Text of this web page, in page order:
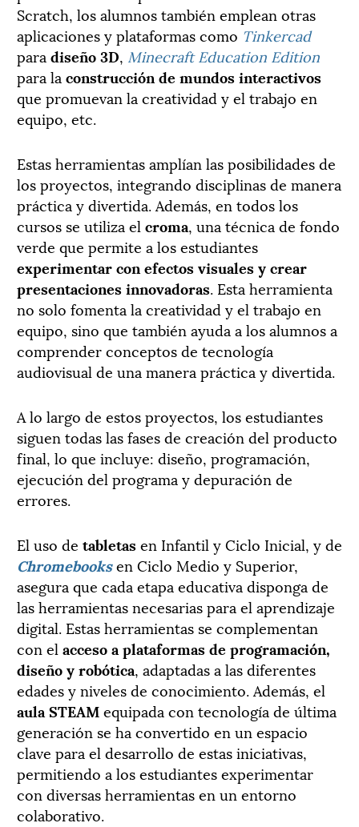
Scratch, los alumnos también emplean otras
aplicaciones y plataformas como Tinkercad
para diseño 3D, Minecraft Education Edition
para la construcción de mundos interactivos
que promuevan la creatividad y el trabajo en
equipo, etc.
Estas herramientas amplían las posibilidades de
los proyectos, integrando disciplinas de manera
práctica y divertida. Además, en todos los
cursos se utiliza el croma, una técnica de fondo
verde que permite a los estudiantes
experimentar con efectos visuales y crear
presentaciones innovadoras. Esta herramienta
no solo fomenta la creatividad y el trabajo en
equipo, sino que también ayuda a los alumnos a
comprender conceptos de tecnología
audiovisual de una manera práctica y divertida.
A lo largo de estos proyectos, los estudiantes
siguen todas las fases de creación del producto
final, lo que incluye: diseño, programación,
ejecución del programa y depuración de
errores.
El uso de tabletasen Infantil y Ciclo Inicial, y de
Chromebooksen Ciclo Medio y Superior,
asegura que cada etapa educativa disponga de
las herramientas necesarias para el aprendizaje
digital. Estas herramientas se complementan
con el acceso a plataformas de programación,
diseño y robótica, adaptadas a las diferentes
edades y niveles de conocimiento. Además, el
aula STEAMequipada con tecnología de última
generación se ha convertido en un espacio
clave para el desarrollo de estas iniciativas,
permitiendo a los estudiantes experimentar
con diversas herramientas en un entorno
colaborativo.